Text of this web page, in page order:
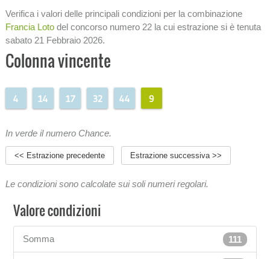
INFORMAZIONI SULLA LOTTERIA −
Verifica i valori delle principali condizioni per la combinazione
Francia Loto del concorso numero 22 la cui estrazione si è tenuta
sabato 21 Febbraio 2026.
Colonna vincente
4 14 17 32 44 9
In verde il numero Chance.
<< Estrazione precedente Estrazione successiva >>
Le condizioni sono calcolate sui soli numeri regolari.
Valore condizioni
111
Somma